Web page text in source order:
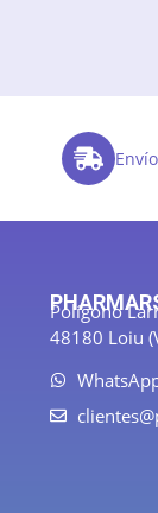
Polígono
48180 Loiu